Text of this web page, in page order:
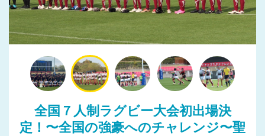
全国７人制ラグビー大会初出場決
定！〜全国の強豪へのチャレンジ〜聖